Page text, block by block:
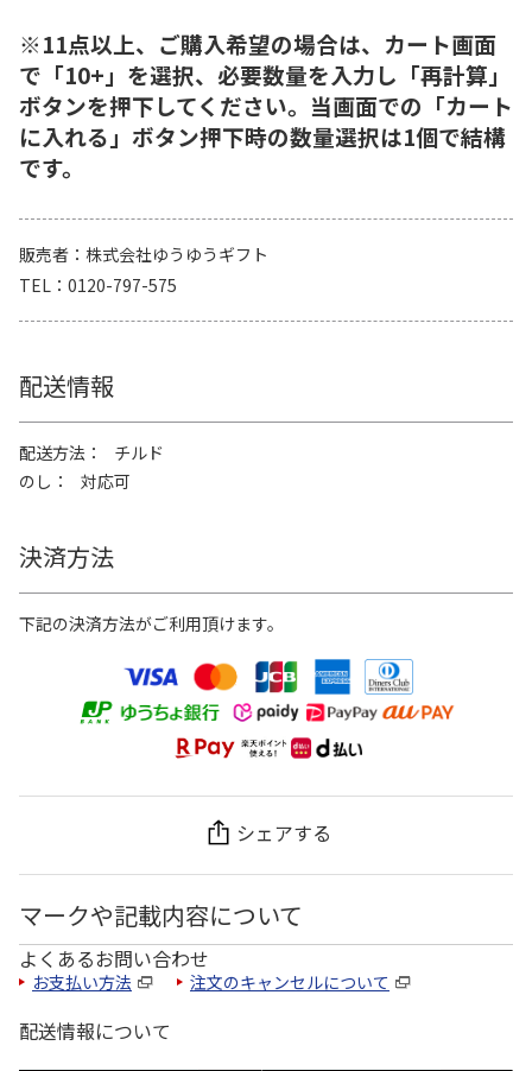
※11点以上、ご購入希望の場合は、カート画面
で「10+」を選択、必要数量を入力し「再計算」
ボタンを押下してください。当画面での「カート
に入れる」ボタン押下時の数量選択は1個で結構
です。
販売者
株式会社ゆうゆうギフト
TEL
0120-797-575
配送情報
配送方法
チルド
のし
対応可
決済方法
下記の決済方法がご利用頂けます。
シェアする
マークや記載内容について
よくあるお問い合わせ
お支払い方法 注文のキャンセルについて
配送情報について